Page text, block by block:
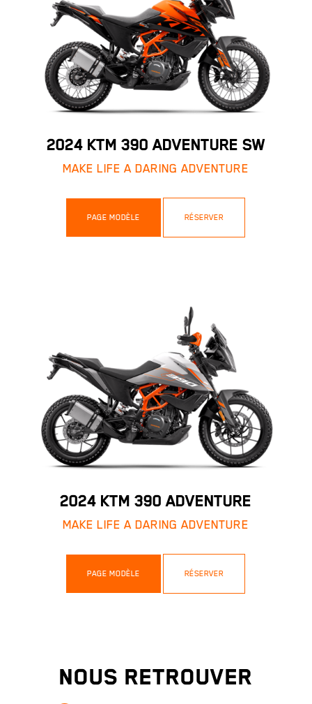
2024 KTM 390 ADVENTURE SW
MAKE LIFE A DARING ADVENTURE
PAGE MODÈLE RÉSERVER
2024 KTM 390 ADVENTURE
MAKE LIFE A DARING ADVENTURE
PAGE MODÈLE RÉSERVER
NOUS RETROUVER